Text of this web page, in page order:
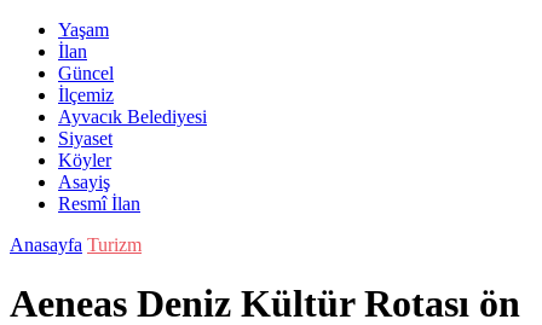
Yaşam
İlan
Güncel
İlçemiz
Ayvacık Belediyesi
Siyaset
Köyler
Asayiş
Resmî İlan
Anasayfa Turizm
Aeneas Deniz Kültür Rotası ön